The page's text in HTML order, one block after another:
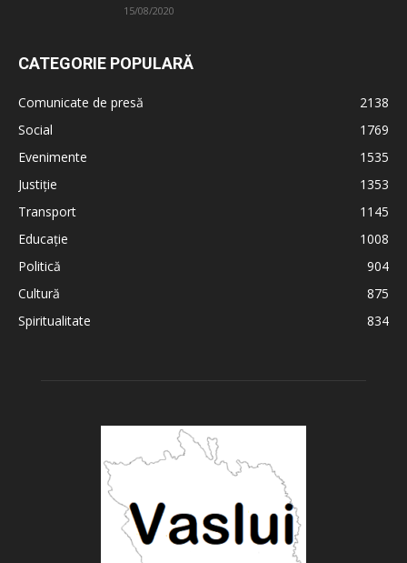
15/08/2020
CATEGORIE POPULARĂ
Comunicate de presă
2138
Social
1769
Evenimente
1535
Justiție
1353
Transport
1145
Educație
1008
Politică
904
Cultură
875
Spiritualitate
834